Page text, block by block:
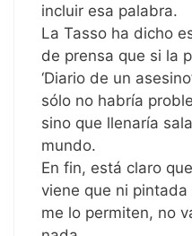
incluir esa palabra.
La Tasso ha dicho
de prensa que si la
‘Diario de un
sólo no habría
sino que llenaría
mundo.
En fin, está claro
viene que ni
me lo permiten, no